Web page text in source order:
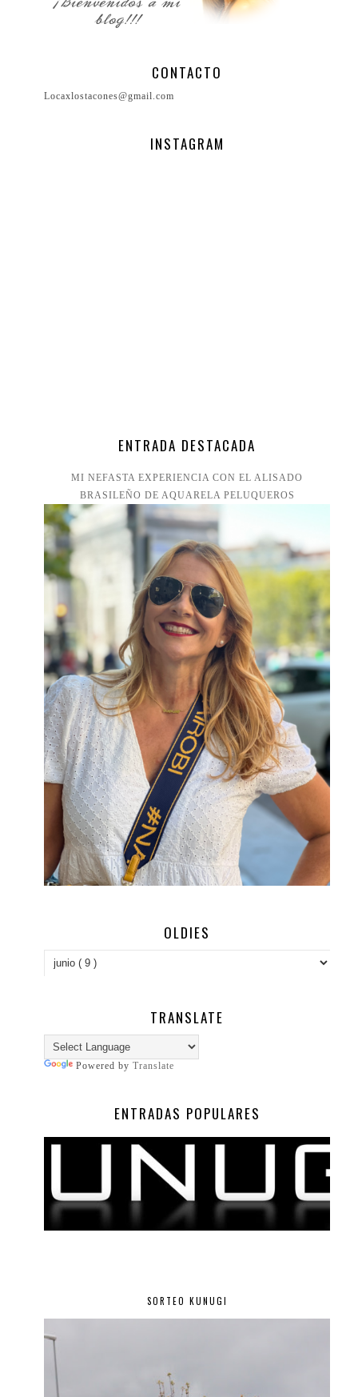
CONTACTO
Locaxlostacones@gmail.com
INSTAGRAM
ENTRADA DESTACADA
MI NEFASTA EXPERIENCIA CON EL ALISADO
BRASILEÑO DE AQUARELA PELUQUEROS
OLDIES
TRANSLATE
Powered by Translate
ENTRADAS POPULARES
SORTEO KUNUGI